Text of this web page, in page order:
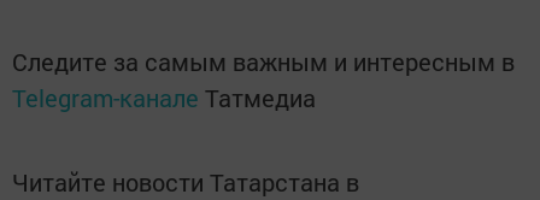
Следите за самым важным и интересным в
Telegram-канале Татмедиа
Читайте новости Татарстана в